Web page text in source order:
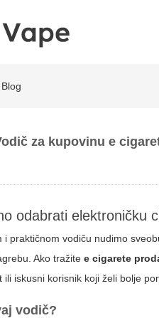
Blog
za kupovinu e
odabrati elektroničku
i praktičnom vodiču nudimo
Ako tražitee cigarete
ili iskusni korisnik koji želi bolje
vodič?